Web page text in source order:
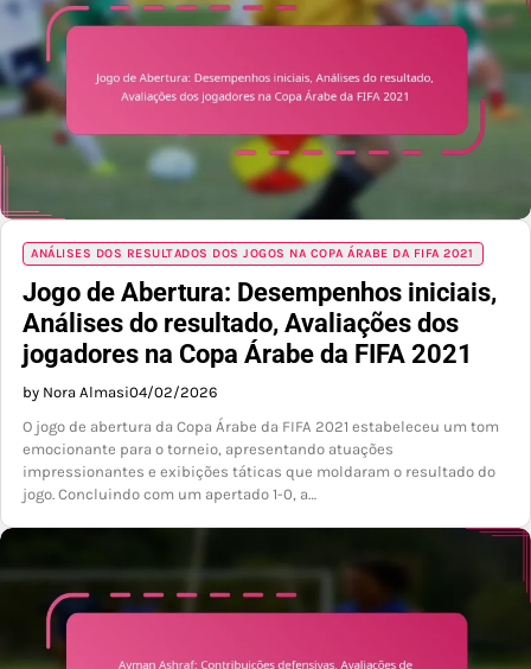
ANÁLISES DOS RESULTADOS DOS JOGOS NA COPA ÁRABE DA FIFA 2021
Jogo de Abertura: Desempenhos iniciais,
Análises do resultado, Avaliações dos
jogadores na Copa Árabe da FIFA 2021
by Nora Almasi04/02/2026
O jogo de abertura da Copa Árabe da FIFA 2021 estabeleceu um tom
emocionante para o torneio, apresentando atuações
impressionantes e exibições táticas que moldaram o resultado do
jogo. Concluindo com um apertado 1-0, a…